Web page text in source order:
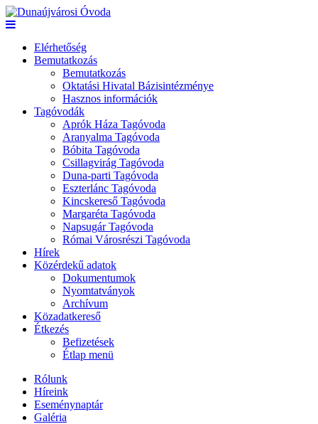
Elérhetőség
Bemutatkozás
Bemutatkozás
Oktatási Hivatal Bázisintézménye
Hasznos információk
Tagóvodák
Aprók Háza Tagóvoda
Aranyalma Tagóvoda
Bóbita Tagóvoda
Csillagvirág Tagóvoda
Duna-parti Tagóvoda
Eszterlánc Tagóvoda
Kincskereső Tagóvoda
Margaréta Tagóvoda
Napsugár Tagóvoda
Római Városrészi Tagóvoda
Hírek
Közérdekű adatok
Dokumentumok
Nyomtatványok
Archívum
Közadatkereső
Étkezés
Befizetések
Étlap menü
Rólunk
Híreink
Eseménynaptár
Galéria